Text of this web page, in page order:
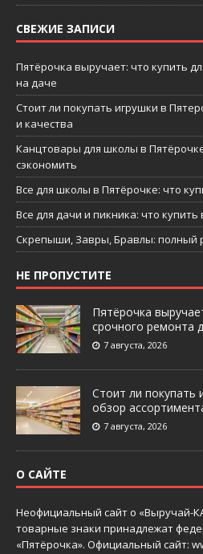
СВЕЖИЕ ЗАПИСИ
Пятёрочка выручает: что купить
на даче
Стоит ли покупать игрушки в
и качества
Канцтовары для школы в
сэкономить
Все для школы в Пятёрочке: что
Все для дачи и пикника: что купить
Скрепыши, Завры, Бравлы: полный
НЕ ПРОПУСТИТЕ
Пятёрочка
срочного ремонта
7 августа, 2026
Стоит ли покупать
обзор
7 августа, 2026
О САЙТЕ
Неофициальный сайт о «Выручай-
товарные знаки принадлежат
«Пятёрочка». Официальный сайт: